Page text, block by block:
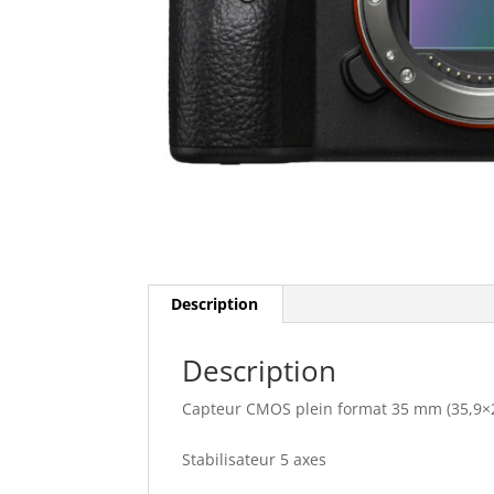
Description
Description
Capteur